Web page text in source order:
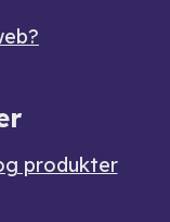
produkter